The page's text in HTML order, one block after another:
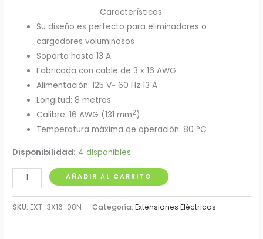
Características.
Su diseño es perfecto para eliminadores o
cargadores voluminosos
Soporta hasta 13 A
Fabricada con cable de 3 x 16 AWG
Alimentación: 125 V~ 60 Hz 13 A
Longitud: 8 metros
Calibre: 16 AWG (131 mm2 )
Temperatura máxima de operación: 80 °C
Disponibilidad: 4 disponibles
Extensión
Eléctrica
de
AÑADIR AL CARRITO
SKU: EXT-3X16-08N Categoría:Extensiones Eléctricas